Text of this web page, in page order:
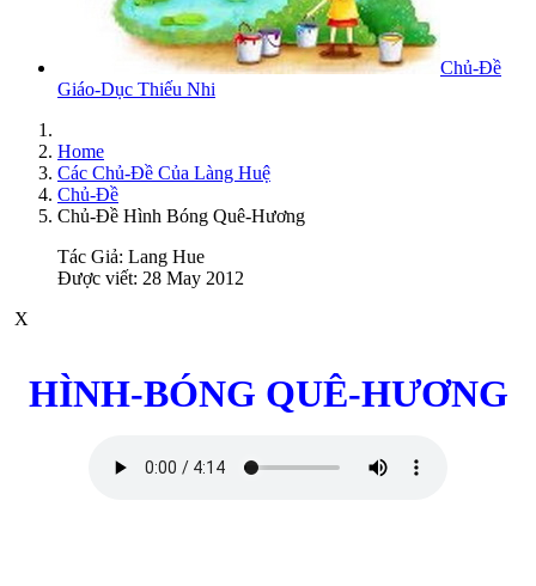
Chủ-Đề
Giáo-Dục Thiếu Nhi
Home
Các Chủ-Đề Của Làng Huệ
Chủ-Đề
Chủ-Đề Hình Bóng Quê-Hương
Tác Giả: Lang Hue
Được viết: 28 May 2012
X
HÌNH-BÓNG QUÊ-HƯƠNG